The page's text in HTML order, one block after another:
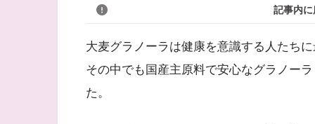
記事内
大麦グラノーラは健康を意識する人たち
その中でも国産主原料で安心なグラノー
た。